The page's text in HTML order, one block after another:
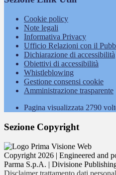
Cookie policy
Note legali
Informativa Privacy
Ufficio Relazioni con il
Dichiarazione di accessibilità
Obiettivi di accessibilità
Whistleblowing
Gestione consensi cookie
Amministrazione trasparente
Pagina visualizzata 2790
Sezione Copyright
Copyright 2026 | Engineered and
Parma S.p.A. | Divisione
Disclaimer trattamento dati